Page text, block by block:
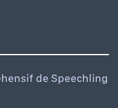
de Speechling